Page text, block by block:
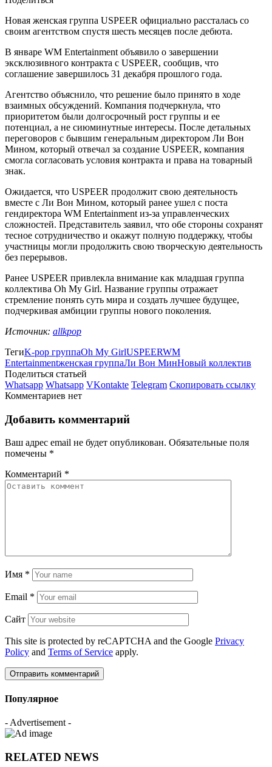
Новая женская группа USPEER официально рассталась со
своим агентством спустя шесть месяцев после дебюта.
В январе WM Entertainment объявило о завершении
эксклюзивного контракта с USPEER, сообщив, что
соглашение завершилось 31 декабря прошлого года.
Агентство объяснило, что решение было принято в ходе
взаимных обсуждений. Компания подчеркнула, что
приоритетом были долгосрочный рост группы и ее
потенциал, а не сиюминутные интересы. После детальных
переговоров с бывшим генеральным директором Ли Вон
Мином, который отвечал за создание USPEER, компания
смогла согласовать условия контракта и права на товарный
знак.
Ожидается, что USPEER продолжит свою деятельность
вместе с Ли Вон Мином, который ранее ушел с поста
гендиректора WM Entertainment из-за управленческих
сложностей. Представитель заявил, что обе стороны сохранят
тесное сотрудничество и окажут полную поддержку, чтобы
участницы могли продолжить свою творческую деятельность
без перерывов.
Ранее USPEER привлекла внимание как младшая группа
коллектива Oh My Girl. Название группы отражает
стремление понять суть мира и создать лучшее будущее,
подчеркивая амбиции группы нового поколения.
Источник: allkpop
ТегиK-pop группаOh My GirlUSPEERWM
Entertainmentженская группаЛи Вон МинНовый коллектив
Поделиться статьей
Whatsapp Whatsapp VKontakte Telegram Скопировать ссылку
Комментариев нет
Добавить комментарий
Ваш адрес email не будет опубликован. Обязательные поля
помечены *
Комментарий *
Имя *
Email *
Сайт
This site is protected by reCAPTCHA and the Google Privacy
Policy and Terms of Service apply.
Популярное
- Advertisement -
RELATED NEWS